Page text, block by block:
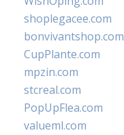
shoplegacee.com
bonvivantshop.com
CupPlante.com
mpzin.com
stcreal.com
PopUpFlea.com
valueml.com